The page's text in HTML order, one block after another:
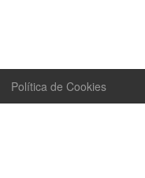
Política de Cookies